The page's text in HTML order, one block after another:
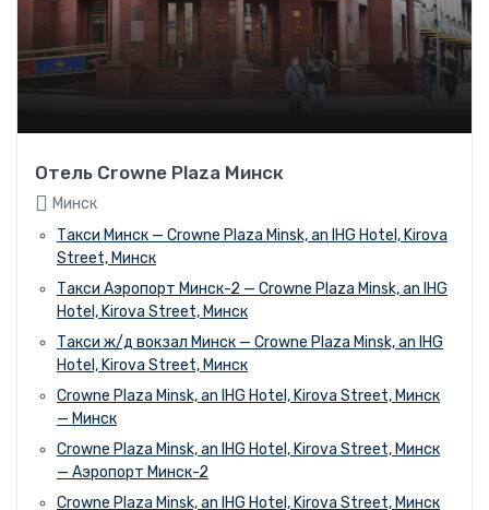
Отель Crowne Plaza Минск
Минск
Такси Минск — Crowne Plaza Minsk, an IHG Hotel, Kirova
Street, Минск
Такси Аэропорт Минск-2 — Crowne Plaza Minsk, an IHG
Hotel, Kirova Street, Минск
Такси ж/д вокзал Минск — Crowne Plaza Minsk, an IHG
Hotel, Kirova Street, Минск
Crowne Plaza Minsk, an IHG Hotel, Kirova Street, Минск
— Минск
Crowne Plaza Minsk, an IHG Hotel, Kirova Street, Минск
— Аэропорт Минск-2
Crowne Plaza Minsk, an IHG Hotel, Kirova Street, Минск